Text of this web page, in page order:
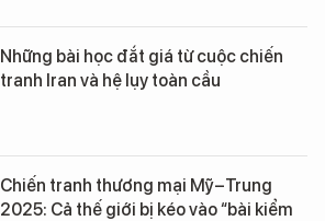
Những bài học đắt giá từ cuộc chiến
tranh Iran và hệ lụy toàn cầu
Chiến tranh thương mại Mỹ–Trung
2025: Cả thế giới bị kéo vào “bài kiểm